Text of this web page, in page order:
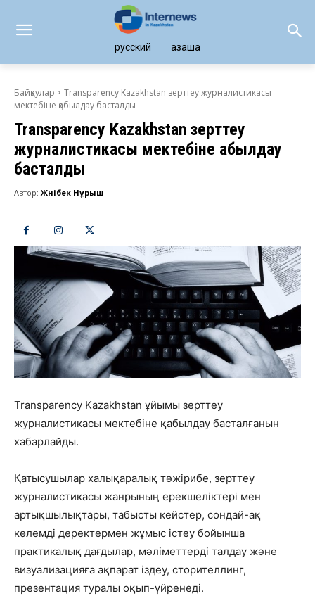
русский қазақша
Байқаулар
Transparency Kazakhstan зерттеу журналистикасы
мектебіне қабылдау басталды
Transparency Kazakhstan зерттеу
журналистикасы мектебіне қабылдау
басталды
Автор: Жәнібек Нұрыш
Transparency Kazakhstan ұйымы зерттеу
журналистикасы мектебіне қабылдау басталғанын
хабарлайды.
Қатысушылар халықаралық тәжірибе, зерттеу
журналистикасы жанрының ерекшеліктері мен
артықшылықтары, табысты кейстер, сондай-ақ
көлемді деректермен жұмыс істеу бойынша
практикалық дағдылар, мәліметтерді талдау және
визуализацияға ақпарат іздеу, сторителлинг,
презентация туралы оқып-үйренеді.